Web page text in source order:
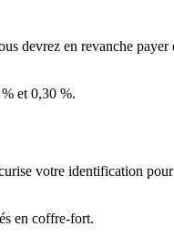
devrez en revanche
et 0,30 %.
votre identification
en coffre-fort.